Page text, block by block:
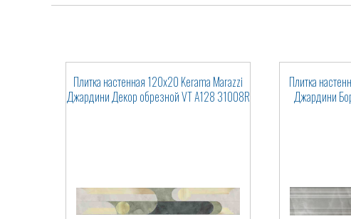
Плитка настенная 120x20 Kerama Marazzi
Джардини Декор обрезной VT A128 31008R
Плитка
Джардини